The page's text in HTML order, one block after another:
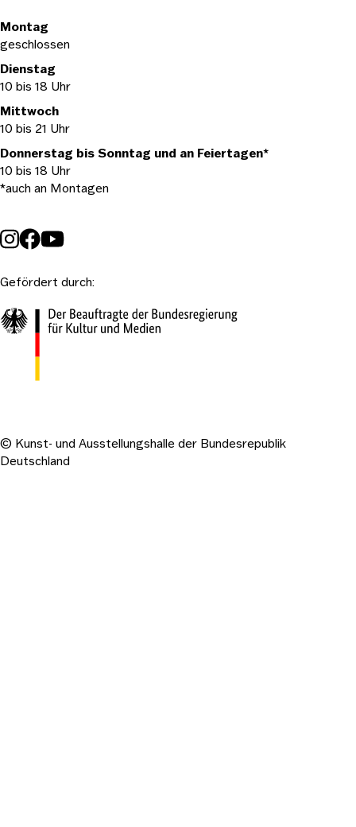
Gefördert durch:
Öffnungszeiten
Montag
geschlossen
Dienstag
10 bis 18 Uhr
Mittwoch
10 bis 21 Uhr
Donnerstag bis Sonntag und an Feiertagen*
10 bis 18 Uhr
*auch an Montagen
© Kunst- und Ausstellungshalle der Bundesrepublik
Deutschland